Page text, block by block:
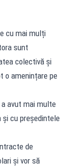
cu mai mulți
sunt
colectivă și
o amenințare pe
avut mai multe
și cu președintele
de
și vor să